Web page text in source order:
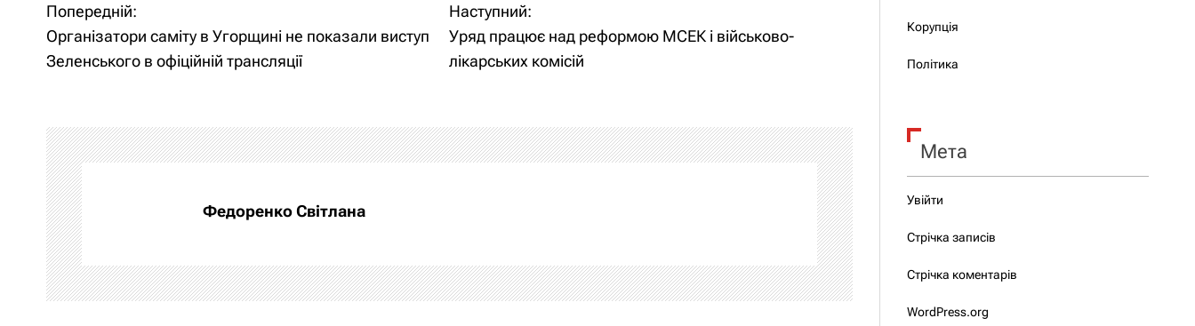
Н
а
і
г
а
ц
і
Попередній:
Організатори саміту в Угорщині не показали виступ
Зеленського в офіційній трансляції
Наступний:
Уряд працює над реформою МСЕК і військово-
лікарських комісій
Федоренко Світлана
Корупція
Політика
Мета
Увійти
Стрічка записів
Стрічка коментарів
WordPress.org